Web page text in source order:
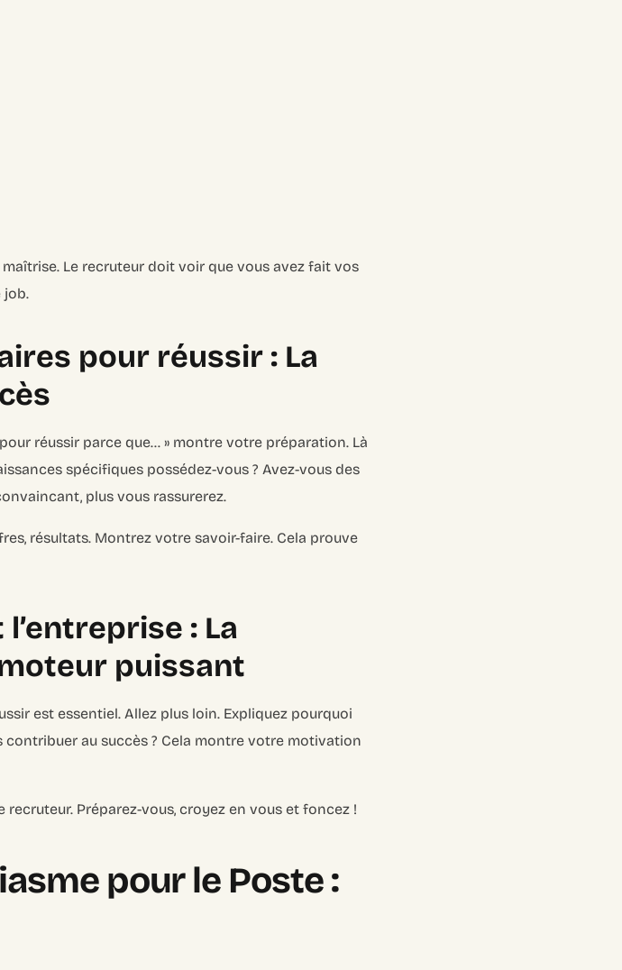
Le recruteur doit voir que vous avez fait vos
job.
pour réussir : La
réussir parce que… » montre votre préparation. Là
spécifiques possédez-vous ? Avez-vous des
plus vous rassurerez.
résultats. Montrez votre savoir-faire. Cela prouve
: La
puissant
est essentiel. Allez plus loin. Expliquez pourquoi
au succès ? Cela montre votre motivation
Préparez-vous, croyez en vous et foncez !
pour le Poste :